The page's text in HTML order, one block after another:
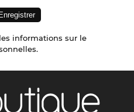
informations sur le